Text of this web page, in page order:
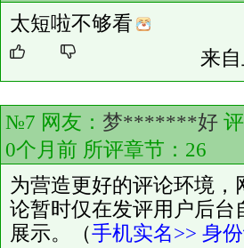
太短啦不够看
来
№7 网友： 梦*******好
0个月前 所评章节： 26
为营造更好的评论环境
论暂时仅在发评用户后
展示。（手机实名>> 身